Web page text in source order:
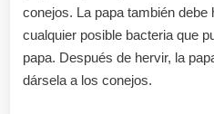
conejos. La papa también debe
cualquier posible bacteria que
papa. Después de hervir, la
dársela a los conejos.